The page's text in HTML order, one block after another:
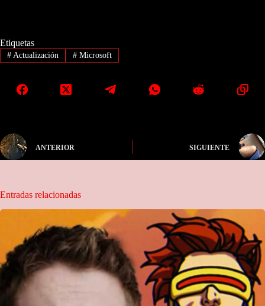
Etiquetas
#Actualización #Microsoft
ANTERIOR SIGUIENTE
Entradas relacionadas